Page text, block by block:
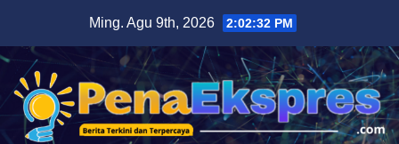
content
Ming. Agu 9th, 2026 2:02:33 PM